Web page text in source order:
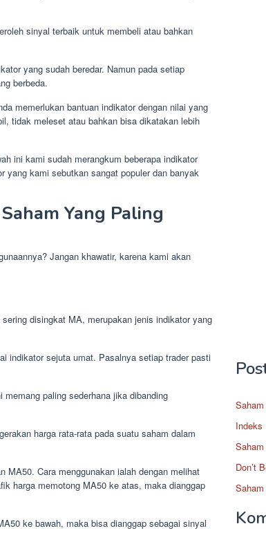
sinyal terbaik untuk membeli atau bahkan
yang sudah beredar. Namun pada setiap
berbeda.
memerlukan bantuan indikator dengan nilai yang
tidak meleset atau bahkan bisa dikatakan lebih
ini kami sudah merangkum beberapa indikator
yang kami sebutkan sangat populer dan banyak
Yang Paling
Jangan khawatir, karena kami akan
disingkat MA, merupakan jenis indikator yang
indikator sejuta umat. Pasalnya setiap trader pasti
paling sederhana jika dibanding
harga rata-rata pada suatu saham dalam
MA50. Cara menggunakan ialah dengan melihat
harga memotong MA50 ke atas, maka dianggap
ke bawah, maka bisa dianggap sebagai sinyal
Indeks
Don’t